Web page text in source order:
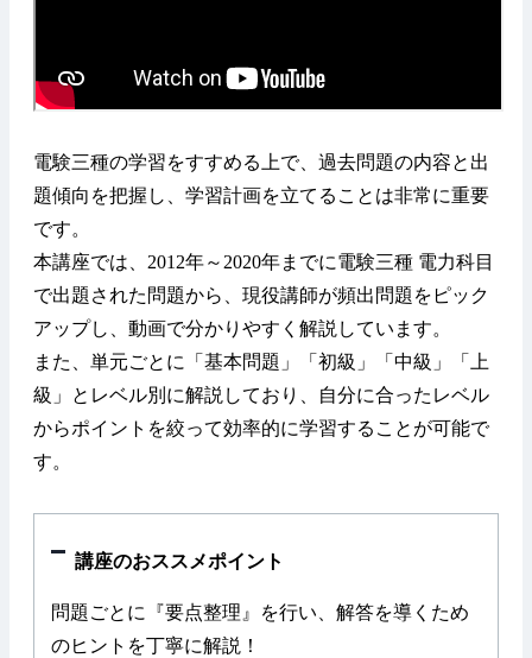
電験三種の学習をすすめる上で、過去問題の内容と出
題傾向を把握し、学習計画を立てることは非常に重要
です。
本講座では、2012年～2020年までに電験三種 電力科目
で出題された問題から、現役講師が頻出問題をピック
アップし、動画で分かりやすく解説しています。
また、単元ごとに「基本問題」「初級」「中級」「上
級」とレベル別に解説しており、自分に合ったレベル
からポイントを絞って効率的に学習することが可能で
す。
講座のおススメポイント
問題ごとに『要点整理』を行い、解答を導くため
のヒントを丁寧に解説！